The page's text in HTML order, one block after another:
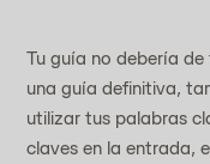
Tu guía no debería
una guía definitiva,
utilizar tus palabras
claves en la entrada,